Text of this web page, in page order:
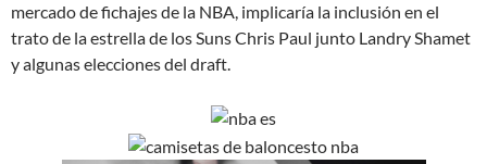
mercado de fichajes de la NBA, implicaría la inclusión en el
trato de la estrella de los Suns Chris Paul junto Landry Shamet
y algunas elecciones del draft.